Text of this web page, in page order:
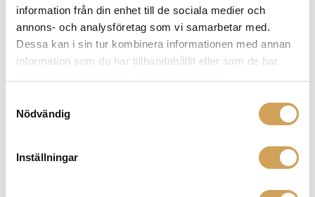
information från din enhet till de sociala medier och
annons- och analysföretag som vi samarbetar med.
Dessa kan i sin tur kombinera informationen med annan
information som du har tillhandahållit eller som de har
Nödvändig
Inställningar